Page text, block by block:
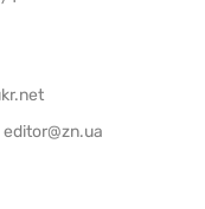
editor@zn.ua